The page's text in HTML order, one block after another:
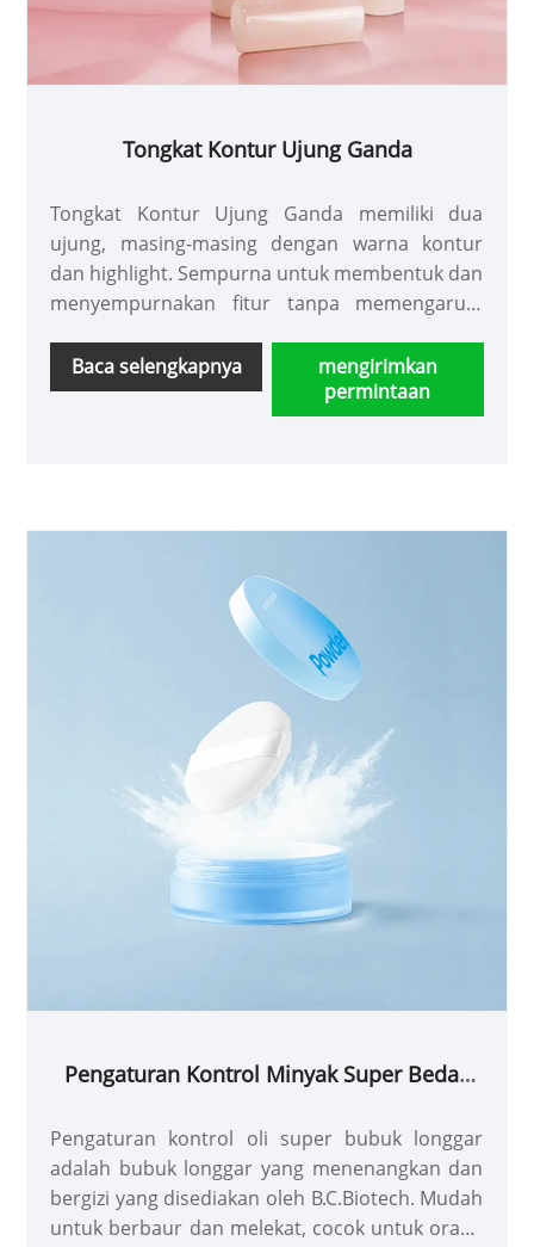
Tongkat Kontur Ujung Ganda
Tongkat Kontur Ujung Ganda memiliki dua
ujung, masing-masing dengan warna kontur
dan highlight. Sempurna untuk membentuk dan
menyempurnakan fitur tanpa memengaruhi
mencoba warna kontur yang lebih gelap
terlebih dahulu, diikuti dengan warna highlight
Baca selengkapnya
mengirimkan
permintaan
Pengaturan Kontrol Minyak Super Bedak
Pengaturan kontrol oli super bubuk longgar
adalah bubuk longgar yang menenangkan dan
bergizi yang disediakan oleh B.C.Biotech. Mudah
untuk berbaur dan melekat, cocok untuk orang